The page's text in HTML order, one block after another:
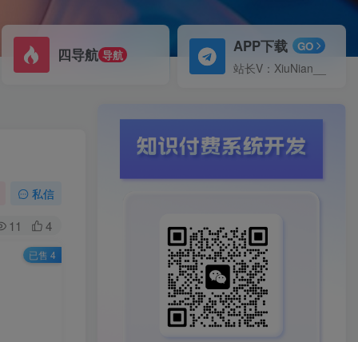
四导航 导航 APP下载 GO
站长V：XiuNian__
私信
11 4
已售 4